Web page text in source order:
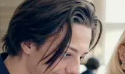
Page 5 of 15 « First « ...